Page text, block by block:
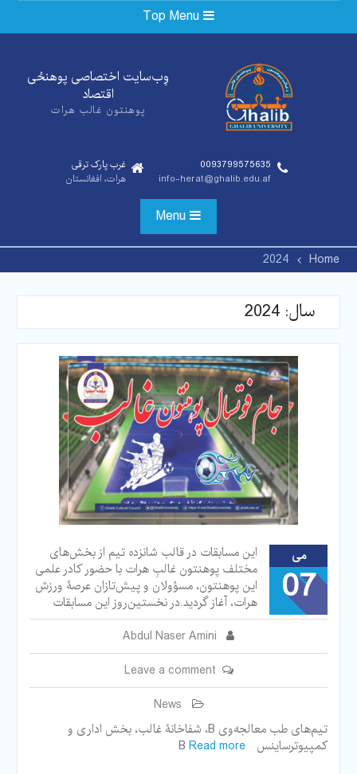
Skip
Top Menu
وِب‌سایت اختصاصی پوهنځی‌
اقتصاد
پوهنتون غالب هرات
0093799575635
info-herat@ghalib.edu.af
غرب پارک ترقی
هرات، افغانستان
Menu
Home
2024
سال: 2024
می
07
Abdul Naser Amini
Leave a comment
News
این مسابقات در قالب شانزده تیم از بخش‌های
مختلف پوهنتون غالبِ هرات با حضور کادر علمی
این پوهنتون، مسؤولان و پیش‌تازان عرصۀ ورزش
هرات، آغاز گردید.در نخستین‌روز این مسابقات
تیم‌های طب‌ معالجه‌وی B، شفاخانۀ غالب، بخش اداری و
کمپیوترساینس B
Read more